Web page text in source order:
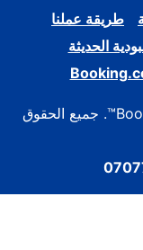
طريقة عملنا
الحديثة
حقوق النشر © 1996–2026 Booking.com™. جميع الحقوق